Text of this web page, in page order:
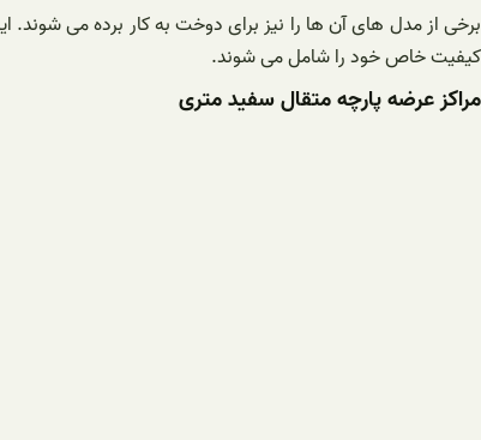
برخی از مدل های آن ها را نیز برای دوخت به کار برده می شوند.
کیفیت خاص خود را شامل می شوند.
مراکز عرضه پارچه متقال سفید متری